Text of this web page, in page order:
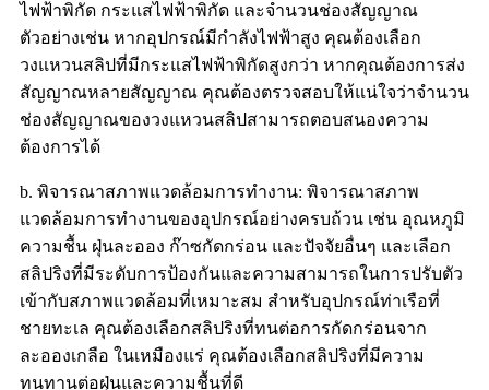
ไฟฟ้าพิกัด กระแสไฟฟ้าพิกัด และจำนวนช่องสัญญาณ
ตัวอย่างเช่น หากอุปกรณ์มีกำลังไฟฟ้าสูง คุณต้องเลือก
วงแหวนสลิปที่มีกระแสไฟฟ้าพิกัดสูงกว่า หากคุณต้องการส่ง
สัญญาณหลายสัญญาณ คุณต้องตรวจสอบให้แน่ใจว่าจำนวน
ช่องสัญญาณของวงแหวนสลิปสามารถตอบสนองความ
ต้องการได้
b. พิจารณาสภาพแวดล้อมการทำงาน: พิจารณาสภาพ
แวดล้อมการทำงานของอุปกรณ์อย่างครบถ้วน เช่น อุณหภูมิ
ความชื้น ฝุ่นละออง ก๊าซกัดกร่อน และปัจจัยอื่นๆ และเลือก
สลิปริงที่มีระดับการป้องกันและความสามารถในการปรับตัว
เข้ากับสภาพแวดล้อมที่เหมาะสม สำหรับอุปกรณ์ท่าเรือที่
ชายทะเล คุณต้องเลือกสลิปริงที่ทนต่อการกัดกร่อนจาก
ละอองเกลือ ในเหมืองแร่ คุณต้องเลือกสลิปริงที่มีความ
ทนทานต่อฝุ่นและความชื้นที่ดี